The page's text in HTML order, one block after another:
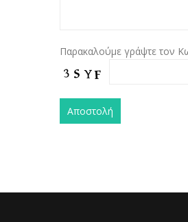
Παρακαλούμε γράψτε τον